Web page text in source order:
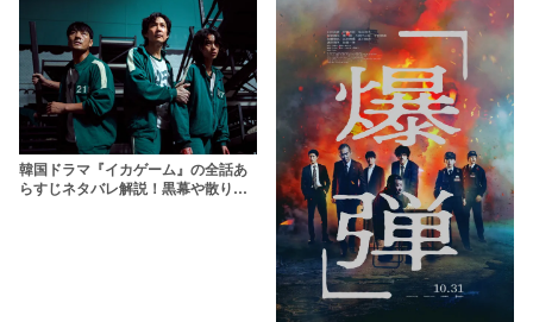
韓国ドラマ『イカゲーム』の全話あ
らすじネタバレ解説！黒幕や散りば